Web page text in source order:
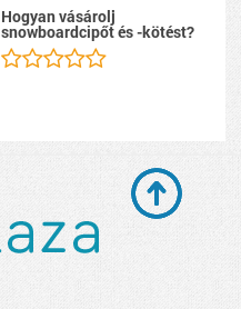
Hogyan vásárolj
snowboardcipőt és -kötést?